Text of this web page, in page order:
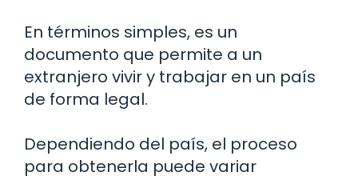
En términos simples, es un
documento que permite a un
extranjero vivir y trabajar en un país
de forma legal.
Dependiendo del país, el proceso
para obtenerla puede variar